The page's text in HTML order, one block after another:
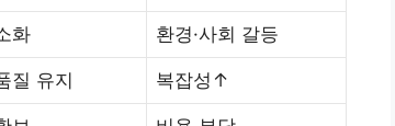
화 환경·사회 갈등
질 유지 복잡성↑